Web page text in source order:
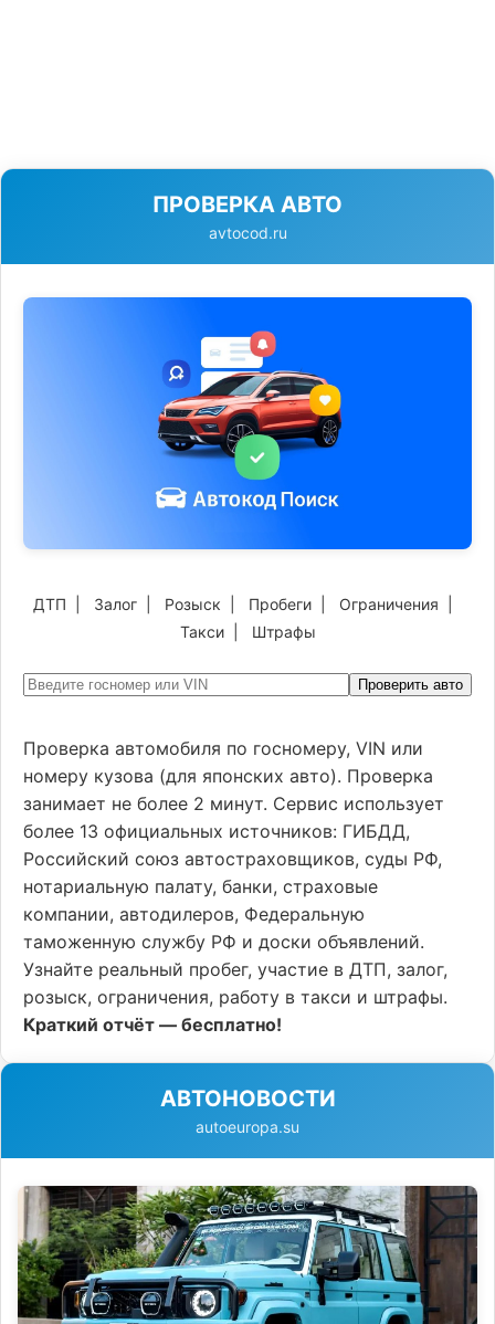
ПРОВЕРКА АВТО
avtocod.ru
ДТП Залог Розыск Пробеги Ограничения
Такси| Штрафы
Проверить авто
Проверка автомобиля по госномеру, VIN или
номеру кузова (для японских авто). Проверка
занимает не более 2 минут. Сервис использует
более 13 официальных источников: ГИБДД,
Российский союз автостраховщиков, суды РФ,
нотариальную палату, банки, страховые
компании, автодилеров, Федеральную
таможенную службу РФ и доски объявлений.
Узнайте реальный пробег, участие в ДТП, залог,
розыск, ограничения, работу в такси и штрафы.
Краткий отчёт — бесплатно!
АВТОНОВОСТИ
autoeuropa.su